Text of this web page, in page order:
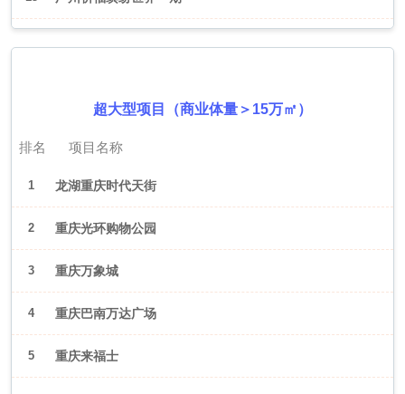
超大型项目（商业体量＞15万㎡）
排名 项目名称
1 龙湖重庆时代天街
2 重庆光环购物公园
3 重庆万象城
4 重庆巴南万达广场
5 重庆来福士